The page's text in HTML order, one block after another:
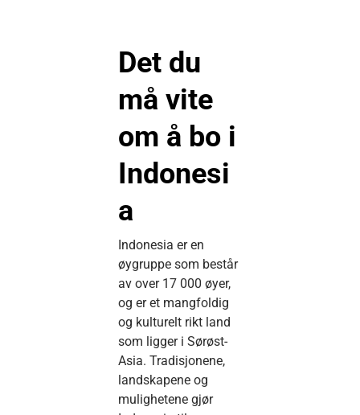
Det du
må vite
om å bo i
Indonesi
a
Indonesia er en
øygruppe som består
av over 17 000 øyer,
og er et mangfoldig
og kulturelt rikt land
som ligger i Sørøst-
Asia. Tradisjonene,
landskapene og
mulighetene gjør